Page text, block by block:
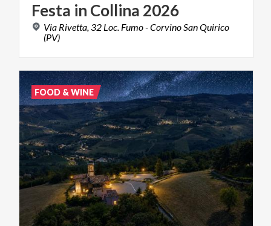
Festa in Collina 2026
Via Rivetta, 32 Loc. Fumo - Corvino San Quirico
(PV)
FOOD & WINE